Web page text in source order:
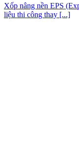
Xốp nâng nền EPS
liệu thi công thay [...]